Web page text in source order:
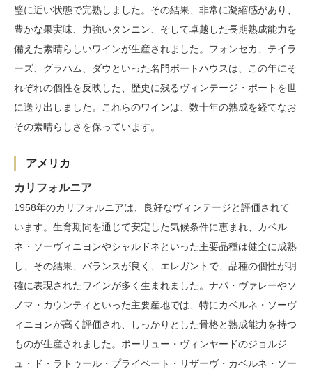
璧に近い状態で完熟しました。その結果、非常に凝縮感があり、
豊かな果実味、力強いタンニン、そして卓越した長期熟成能力を
備えた素晴らしいワインが生産されました。フォンセカ、テイラ
ーズ、グラハム、ダウといった名門ポートハウスは、この年にそ
れぞれの個性を反映した、歴史に残るヴィンテージ・ポートを世
に送り出しました。これらのワインは、数十年の熟成を経てなお
その素晴らしさを保っています。
アメリカ
カリフォルニア
1958年のカリフォルニアは、良好なヴィンテージと評価されて
います。生育期間を通じて安定した気候条件に恵まれ、カベル
ネ・ソーヴィニヨンやシャルドネといった主要品種は健全に成熟
し、その結果、バランスが良く、エレガントで、品種の個性が明
確に表現されたワインが多く生まれました。ナパ・ヴァレーやソ
ノマ・カウンティといった主要産地では、特にカベルネ・ソーヴ
ィニヨンが高く評価され、しっかりとした骨格と熟成能力を持つ
ものが生産されました。ボーリュー・ヴィンヤードのジョルジ
ュ・ド・ラトゥール・プライベート・リザーヴ・カベルネ・ソー